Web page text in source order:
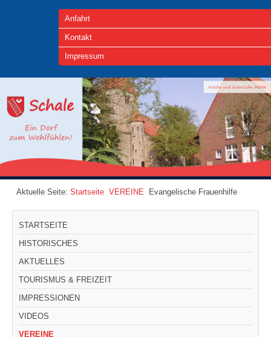
Anfahrt
Kontakt
Impressum
Aktuelle Seite: Startseite VEREINE Evangelische Frauenhilfe
STARTSEITE
HISTORISCHES
AKTUELLES
TOURISMUS & FREIZEIT
IMPRESSIONEN
VIDEOS
VEREINE